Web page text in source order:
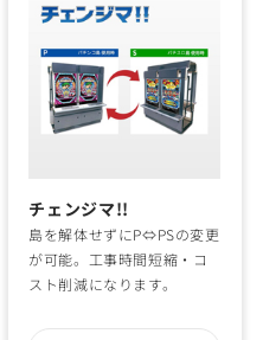
チェンジマ!!
島を解体せずにP⇔PSの変更
が可能。工事時間短縮・コ
スト削減になります。